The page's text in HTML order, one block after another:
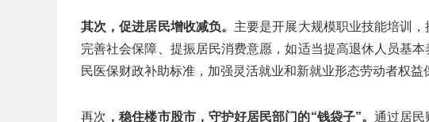
其次，促进居民增收减负。 主要是开展大规模职业技能培训
完善社会保障、提振居民消费意愿，如适当提高退休人员基
民医保财政补助标准，加强灵活就业和新就业形态劳动者权益
再次 ，稳住楼市股市，守护好居民部门的“钱袋子”。通过居民